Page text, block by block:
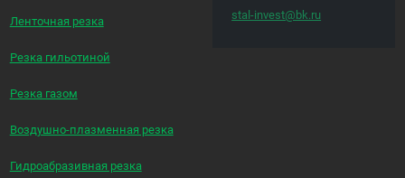
Ленточная резка
Резка гильотиной
Резка газом
Воздушно-плазменная резка
Гидроабразивная резка
stal-invest@bk.ru